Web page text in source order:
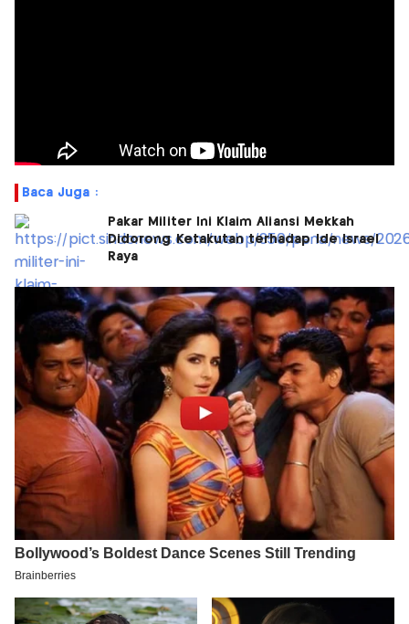
Baca Juga :
Pakar Militer Ini Klaim Aliansi Mekkah
Didorong Ketakutan terhadap Ide Israel
Raya